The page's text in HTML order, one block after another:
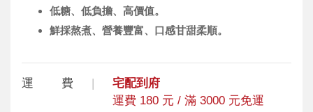
低糖、低負擔、高價值。
鮮採熬煮、營養豐富、口感甘甜柔順。
運 費
宅配到府
運費 180 元 / 滿 3000 元免運